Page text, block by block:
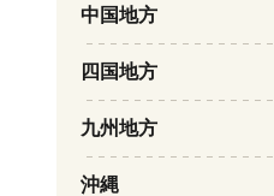
中国地方
四国地方
九州地方
沖縄